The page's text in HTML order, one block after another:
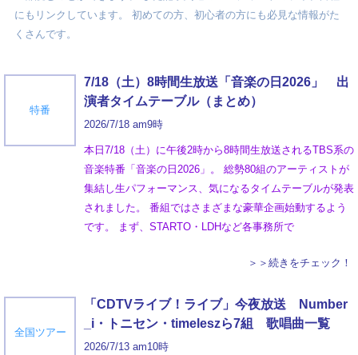
にもリンクしています。 初めての方、初心者の方にも必見な情報がた
くさんです。
特番
7/18（土）8時間生放送「音楽の日2026」 出
演者タイムテーブル（まとめ）
2026/7/18 am9時
本日7/18（土）に午後2時から8時間生放送されるTBS系の
音楽特番「音楽の日2026」。 総勢80組のアーティストが
集結し生パフォーマンス、気になるタイムテーブルが発表
されました。 番組ではさまざまな豪華企画始動するよう
です。 まず、STARTO・LDHなど各事務所で
＞＞続きをチェック！
全国ツアー
「CDTVライブ！ライブ」今夜放送 Number
_i・トニセン・timeleszら7組 歌唱曲一覧
2026/7/13 am10時